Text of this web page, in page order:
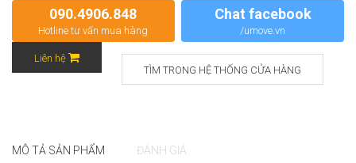
090.4906.848
Hotline tư vấn mua hàng
Chat facebook
/umove.vn
Liên hệ
TÌM TRONG HỆ THỐNG CỬA HÀNG
MÔ TẢ SẢN PHẨM ĐÁNH GIÁ